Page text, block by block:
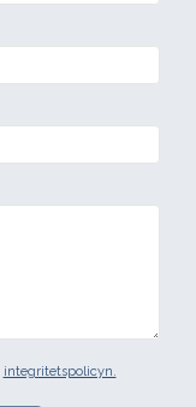
integritetspolicyn.